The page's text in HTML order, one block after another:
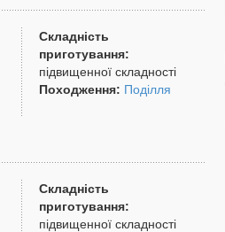
Складність
приготування:
підвищенної складності
Походження: Поділля
Складність
приготування:
підвищенної складності